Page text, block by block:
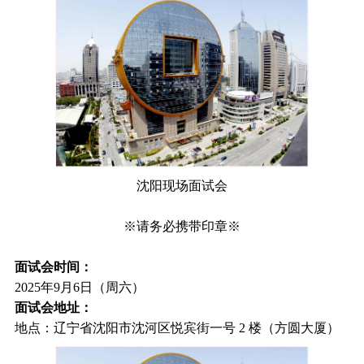
沈阳现场面试会
※请务必携带印章※
面试会时间：
2025年9月6日（周六）
面试会地址：
地点：辽宁省沈阳市沈河区悦宾街一号 2 楼（方圆大厦）